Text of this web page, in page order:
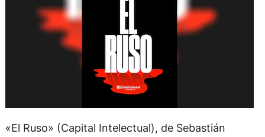
«El Ruso» (Capital Intelectual), de Sebastián